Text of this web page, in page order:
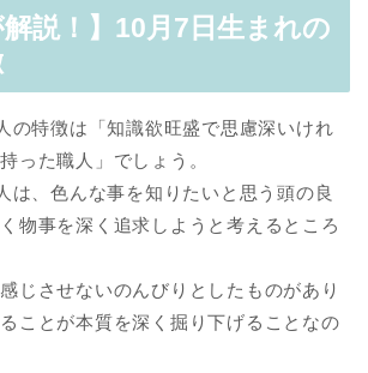
解説！】10月7日生まれの
の特徴は「知識欲旺盛で思慮深いけれ
った職人」でしょう。
は、色んな事を知りたいと思う頭の良
物事を深く追求しようと考えるところ
じさせないのんびりとしたものがあり
ことが本質を深く掘り下げることなの